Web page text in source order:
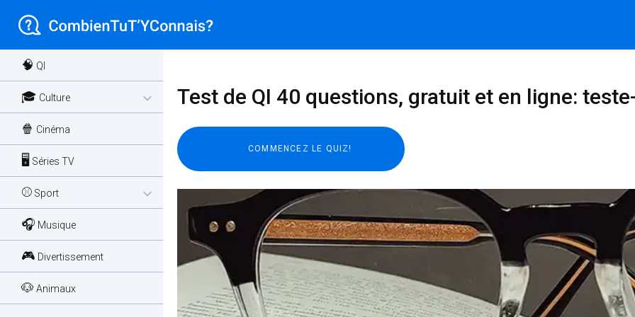
🧠 QI
🎓 Culture expand_more
🍿 Cinéma
🖥️ Séries TV
⚾ Sport expand_more
🎧 Musique
🎮 Divertissement
🐶 Animaux
Test de QI 40 questions, gratuit et en ligne: